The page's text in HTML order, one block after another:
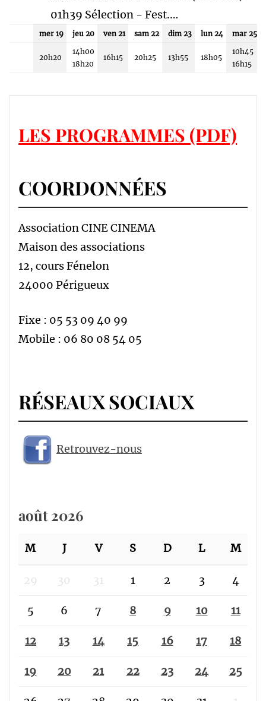
01h39 Sélection - Fest.…
mer 19 jeu 20 ven 21 sam 22 dim 23 lun 24 mar 25
20h20
14h00
18h20
16h15 20h25 13h55 18h05
10h45
16h15
LES PROGRAMMES (PDF)
COORDONNÉES
Association CINE CINEMA
Maison des associations
12, cours Fénelon
24000 Périgueux
Fixe : 05 53 09 40 99
Mobile : 06 80 08 54 05
RÉSEAUX SOCIAUX
Retrouvez-nous
août 2026
M J V S D L M
29 30 31 1 2 3 4
5 6 7 8 9 10 11
12 13 14 15 16 17 18
19 20 21 22 23 24 25